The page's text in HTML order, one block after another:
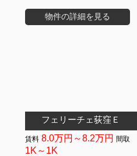
物件の詳細を見る
フェリーチェ荻窪Ｅ
8.0万円～8.2万円
1K～1K